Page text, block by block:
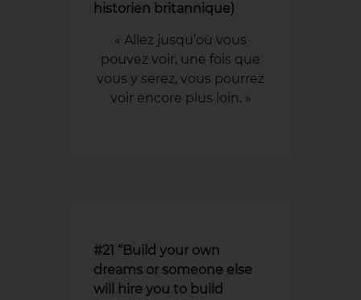
historien britannique)
« Allez jusqu’où vous
pouvez voir, une fois que
vous y serez, vous pourrez
voir encore plus loin. »
#21 “Build your own
dreams or someone else
will hire you to build